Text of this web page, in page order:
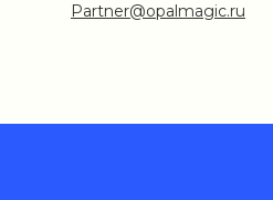
Partner@opalmagic.ru